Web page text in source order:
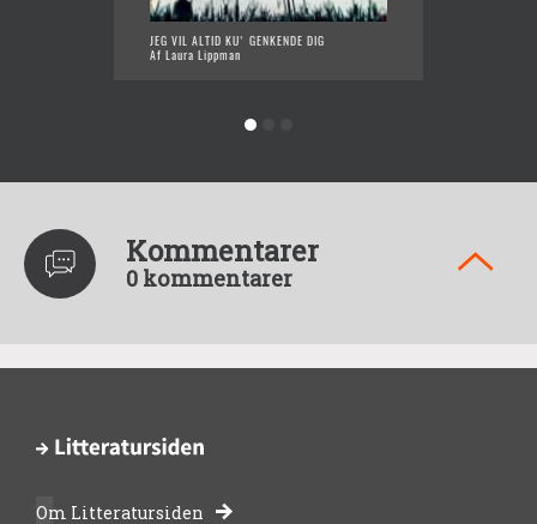
JEG VIL ALTID KU' GENKENDE DIG
Af Laura Lippman
Kommentarer
0 kommentarer
Om Litteratursiden